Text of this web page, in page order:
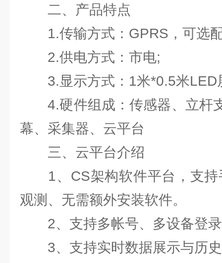
二、产品特点
1.传输方式：GPRS，可选
2.供电方式：市电;
3.显示方式：1米*0.5米LED
4.硬件组成：传感器、立杆
幕、采集器、云平台
三、云平台介绍
1、CS架构软件平台，支持
观测、无需额外安装软件。
2、支持多帐号、多设备登录
3、支持实时数据展示与历史